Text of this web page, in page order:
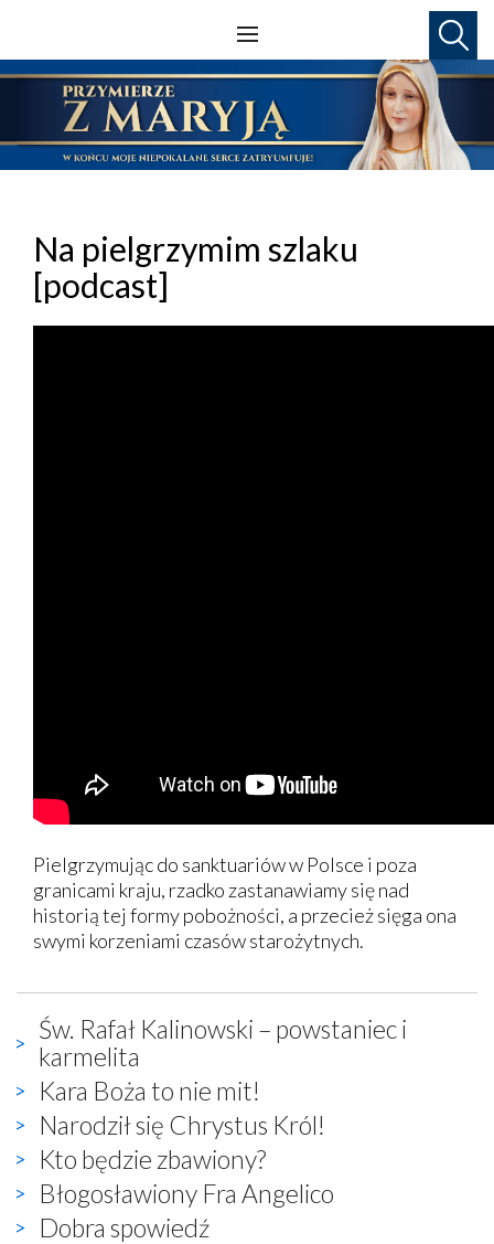
Na pielgrzymim szlaku
[podcast]
Pielgrzymując do sanktuariów w Polsce i poza
granicami kraju, rzadko zastanawiamy się nad
historią tej formy pobożności, a przecież sięga ona
swymi korzeniami czasów starożytnych.
Św. Rafał Kalinowski – powstaniec i
karmelita
Kara Boża to nie mit!
Narodził się Chrystus Król!
Kto będzie zbawiony?
Błogosławiony Fra Angelico
Dobra spowiedź